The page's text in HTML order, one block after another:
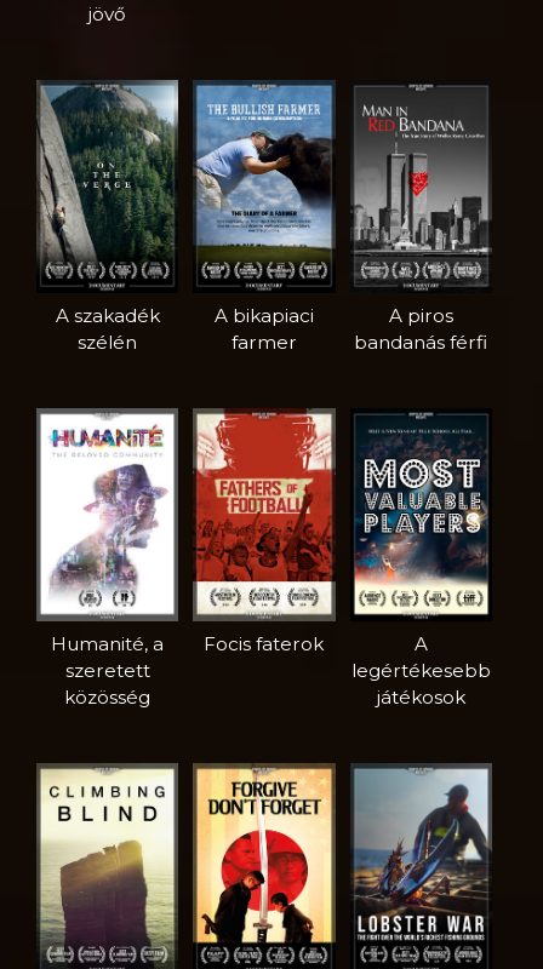
jövő
A szakadék
szélén
A bikapiaci
farmer
A piros
bandanás férfi
Humanité, a
szeretett
közösség
Focis faterok
A
legértékesebb
játékosok